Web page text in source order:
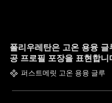
폴리우레탄은 고온 용융
공 프로필 포장을 표현합니
퍼스트메릿 고온 용융 글루